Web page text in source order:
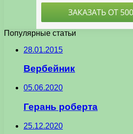
Популярные статьи
28.01.2015
Вербейник
05.06.2020
Герань роберта
25.12.2020